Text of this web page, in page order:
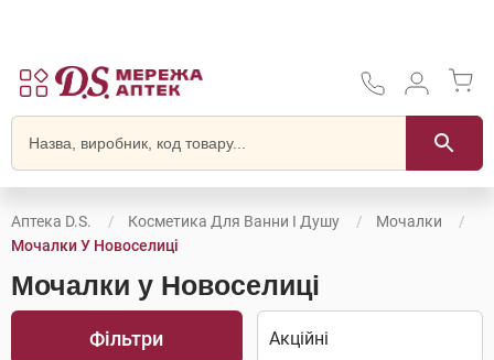
Аптека D.S. Косметика Для Ванни І Душу
Мочалки
Мочалки У Новоселиці
Мочалки у Новоселиці
Фільтри